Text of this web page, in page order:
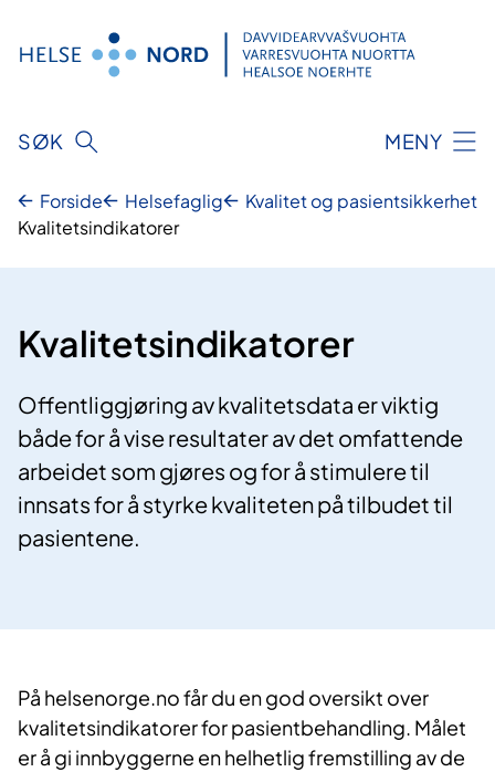
innhold
SØK MENY
Forside Helsefaglig
Kvalitet og pasientsikkerhet
Kvalitetsindikatorer
Kvalitetsindikatorer
Offentliggjøring av kvalitetsdata er viktig
både for å vise resultater av det omfattende
arbeidet som gjøres og for å stimulere til
innsats for å styrke kvaliteten på tilbudet til
pasientene.
På helsenorge.no får du en god oversikt over
kvalitetsindikatorer for pasientbehandling. Målet
er å gi innbyggerne en helhetlig fremstilling av de